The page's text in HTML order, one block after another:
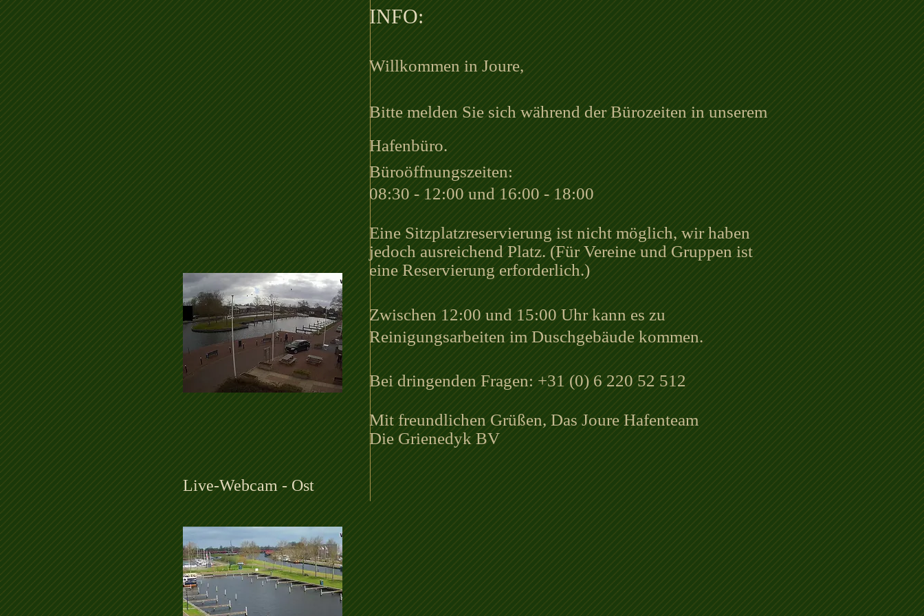
Live-Webcam - Ost
INFO:
Willkommen in Joure,
Bitte melden Sie sich während der Bürozeiten in unserem
Hafenbüro.
Büroöffnungszeiten:
08:30 - 12:00 und 16:00 - 18:00
Eine Sitzplatzreservierung ist nicht möglich, wir haben
jedoch ausreichend Platz. (Für Vereine und Gruppen ist
eine Reservierung erforderlich.)
Zwischen 12:00 und 15:00 Uhr kann es zu
Reinigungsarbeiten im Duschgebäude kommen.
Bei dringenden Fragen: +31 (0) 6 220 52 512
Mit freundlichen Grüßen, Das Joure Hafenteam
Die Grienedyk BV